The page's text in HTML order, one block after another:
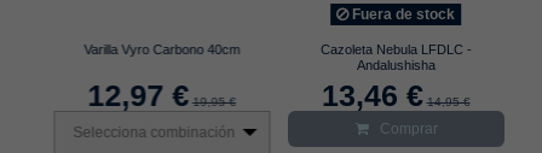
Varilla Vyro Carbono 40cm
12,97 € 19,95 €
Selecciona combinación
Fuera de stock
Cazoleta Nebula LFDLC -
Andalushisha
13,46 € 14,95 €
Comprar